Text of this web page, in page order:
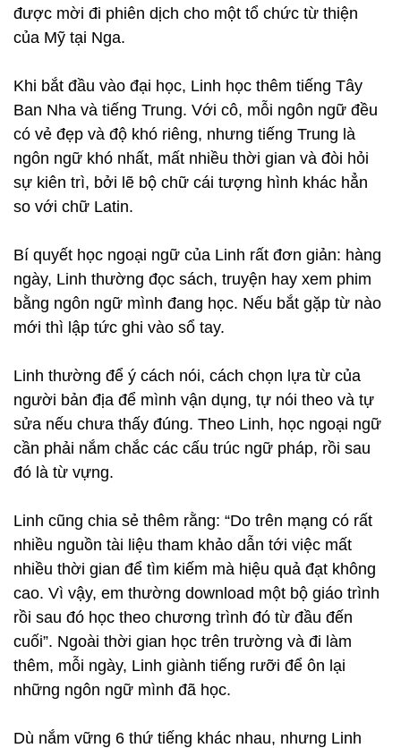
được mời đi phiên dịch cho một tổ chức từ thiện
của Mỹ tại Nga.
Khi bắt đầu vào đại học, Linh học thêm tiếng Tây
Ban Nha và tiếng Trung. Với cô, mỗi ngôn ngữ đều
có vẻ đẹp và độ khó riêng, nhưng tiếng Trung là
ngôn ngữ khó nhất, mất nhiều thời gian và đòi hỏi
sự kiên trì, bởi lẽ bộ chữ cái tượng hình khác hẳn
so với chữ Latin.
Bí quyết học ngoại ngữ của Linh rất đơn giản: hàng
ngày, Linh thường đọc sách, truyện hay xem phim
bằng ngôn ngữ mình đang học. Nếu bắt gặp từ nào
mới thì lập tức ghi vào sổ tay.
Linh thường để ý cách nói, cách chọn lựa từ của
người bản địa để mình vận dụng, tự nói theo và tự
sửa nếu chưa thấy đúng. Theo Linh, học ngoại ngữ
cần phải nắm chắc các cấu trúc ngữ pháp, rồi sau
đó là từ vựng.
Linh cũng chia sẻ thêm rằng: “Do trên mạng có rất
nhiều nguồn tài liệu tham khảo dẫn tới việc mất
nhiều thời gian để tìm kiếm mà hiệu quả đạt không
cao. Vì vậy, em thường download một bộ giáo trình
rồi sau đó học theo chương trình đó từ đầu đến
cuối”. Ngoài thời gian học trên trường và đi làm
thêm, mỗi ngày, Linh giành tiếng rưỡi để ôn lại
những ngôn ngữ mình đã học.
Dù nắm vững 6 thứ tiếng khác nhau, nhưng Linh